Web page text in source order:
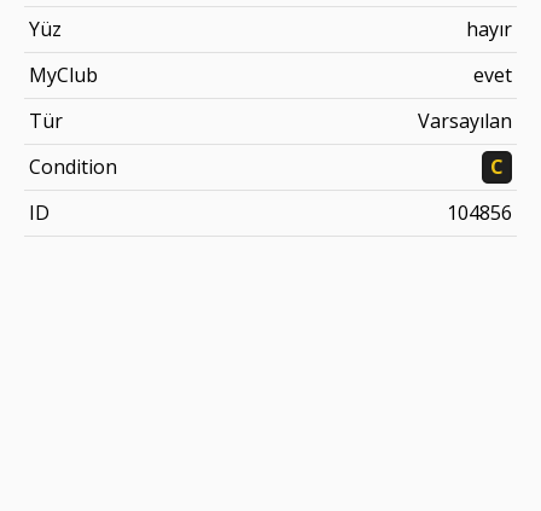
Yüz
hayır
MyClub
evet
Tür
Varsayılan
Condition
C
ID
104856